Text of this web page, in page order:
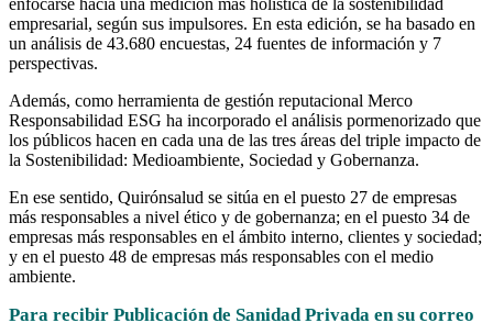
enfocarse hacia una medición más holística de la sostenibilidad
empresarial, según sus impulsores. En esta edición, se ha basado en
un análisis de 43.680 encuestas, 24 fuentes de información y 7
perspectivas.
Además, como herramienta de gestión reputacional Merco
Responsabilidad ESG ha incorporado el análisis pormenorizado que
los públicos hacen en cada una de las tres áreas del triple impacto de
la Sostenibilidad: Medioambiente, Sociedad y Gobernanza.
En ese sentido, Quirónsalud se sitúa en el puesto 27 de empresas
más responsables a nivel ético y de gobernanza; en el puesto 34 de
empresas más responsables en el ámbito interno, clientes y sociedad;
y en el puesto 48 de empresas más responsables con el medio
ambiente.
Para recibir Publicación de Sanidad Privada en su correo